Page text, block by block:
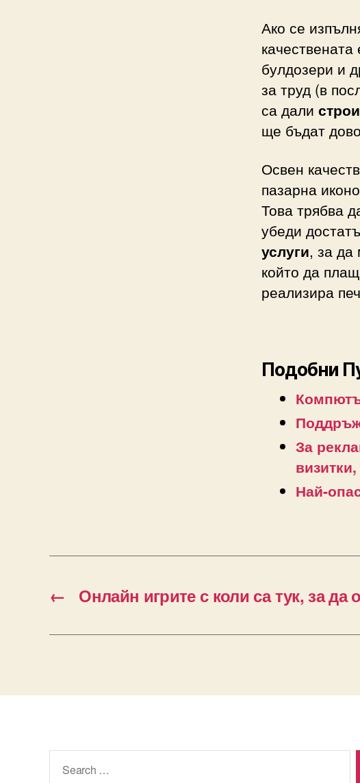
Ако се
булдозери и
за труд (в
са дали
ще бъдат
Освен
пазарна
Това трябва
убеди
услуги, за да
който да
реализира
Подобни
За
Най-
← Онлайн игрите с коли са тук, за да